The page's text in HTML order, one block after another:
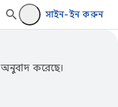
সাইন-ইন করুন
অনুবাদ করেছে।